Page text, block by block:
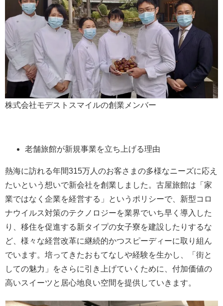
株式会社モデストスマイルの創業メンバー
老舗旅館が新規事業を立ち上げる理由
熱海に訪れる年間315万人のお客さまの多様なニーズに応え
たいという想いで新会社を創業しました。古屋旅館は「家
業ではなく企業を経営する」というポリシーで、新型コロ
ナウイルス対策のテクノロジーを業界でいち早く導入した
り、移住を促進する新タイプの女子寮を建設したりするな
ど、様々な経営改革に継続的かつスピーディーに取り組ん
でいます。培ってきたおもてなしや経験を生かし、「街と
しての魅力」をさらに引き上げていくために、付加価値の
高いスイーツと居心地良い空間を提供していきます。